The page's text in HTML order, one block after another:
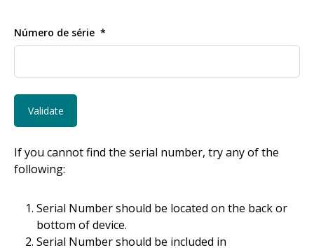
Número de série
If you cannot find the serial number, try any of the
following:
Serial Number should be located on the back or
bottom of device.
Serial Number should be included in